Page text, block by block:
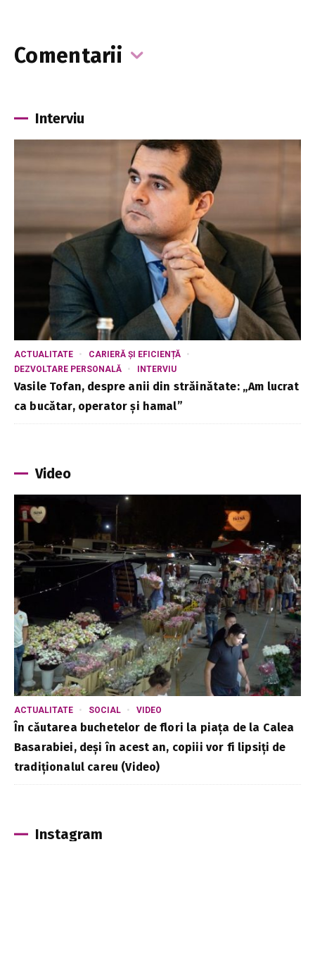
Comentarii
Interviu
ACTUALITATE
CARIERĂ ȘI EFICIENȚĂ
DEZVOLTARE PERSONALĂ
INTERVIU
Vasile Tofan, despre anii din străinătate: „Am lucrat
ca bucătar, operator și hamal”
Video
ACTUALITATE SOCIAL VIDEO
În căutarea buchetelor de flori la piața de la Calea
Basarabiei, deși în acest an, copiii vor fi lipsiți de
tradiționalul careu (Video)
Instagram